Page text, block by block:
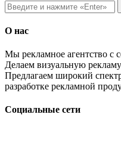
О нас
Мы рекламное агентство с
Делаем визуальную
Предлагаем широкий
разработке рекламной
Социальные сети